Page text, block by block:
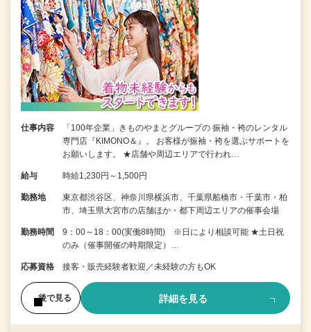
仕事内容
「100年企業」きものやまとグループの 振袖・袴のレンタル
専門店『KIMONO＆』。 お客様が振袖・袴を選ぶサポートを
お願いします。 ★店舗や周辺エリアで行われ…
給与 時給1,230円～1,500円
勤務地
東京都渋谷区、神奈川県横浜市、千葉県船橋市・千葉市・柏
市、埼玉県大宮市の店舗ほか・都下周辺エリアの催事会場
勤務時間
9：00～18：00(実働8時間) ※日により相談可能 ★土日祝
のみ（催事開催の時期限定）…
応募資格 接客・販売経験者歓迎／未経験の方もOK
後で見る 詳細を見る